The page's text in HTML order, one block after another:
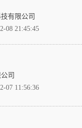
有限公司
08 21:45:45
司
07 11:56:36